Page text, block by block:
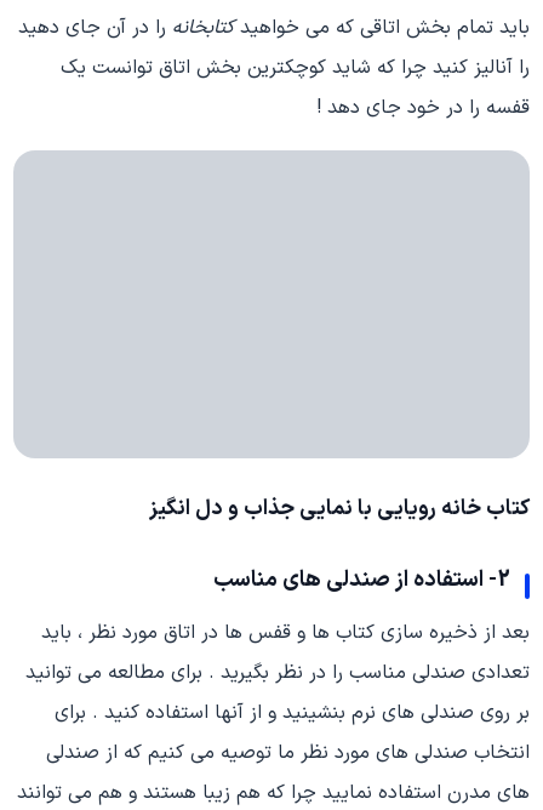
باید تمام بخش اتاقی که می خواهیدکتابخانه را در آن جای دهید
را آنالیز کنید چرا که شاید کوچکترین بخش اتاق توانست یک
قفسه را در خود جای دهد !
کتاب خانه رویایی با نمایی جذاب و دل انگیز
2- استفاده از صندلی های مناسب
بعد از ذخیره سازی کتاب ها و قفس ها در اتاق مورد نظر ، باید
تعدادی صندلی مناسب را در نظر بگیرید . برای مطالعه می توانید
بر روی صندلی های نرم بنشینید و از آنها استفاده کنید . برای
انتخاب صندلی های مورد نظر ما توصیه می کنیم که از صندلی
های مدرن استفاده نمایید چرا که هم زیبا هستند و هم می توانند